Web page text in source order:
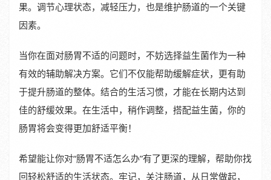
果。调节心理状态，减轻压力，也是维护肠道的一个关键
因素。
当你在面对肠胃不适的问题时，不妨选择益生菌作为一种
有效的辅助解决方案。它们不仅能帮助缓解症状，更有助
于提升肠道的整体。结合的生活习惯，才能在长期内达到
佳的舒缓效果。在生活中，稍作调整，搭配益生菌，你的
肠胃将会变得更加舒适平衡！
希望能让你对“肠胃不适怎么办”有了更深的理解，帮助你找
回轻松舒适的生活状态。牢记，关注肠道，从日常做起，